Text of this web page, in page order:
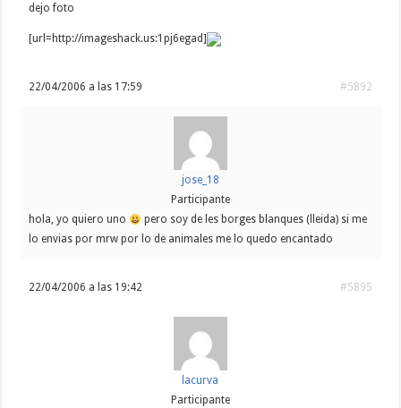
dejo foto
[url=http://imageshack.us:1pj6egad]
22/04/2006 a las 17:59 #5892
jose_18
Participante
hola, yo quiero uno
pero soy de les borges blanques (lleida) si me
lo envias por mrw por lo de animales me lo quedo encantado
22/04/2006 a las 19:42 #5895
lacurva
Participante